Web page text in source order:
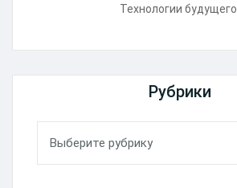
Технологии будущего
Рубрики